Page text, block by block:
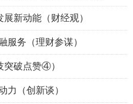
新动能（财经观）
服务（理财参谋）
突破点赞④）
力（创新谈）